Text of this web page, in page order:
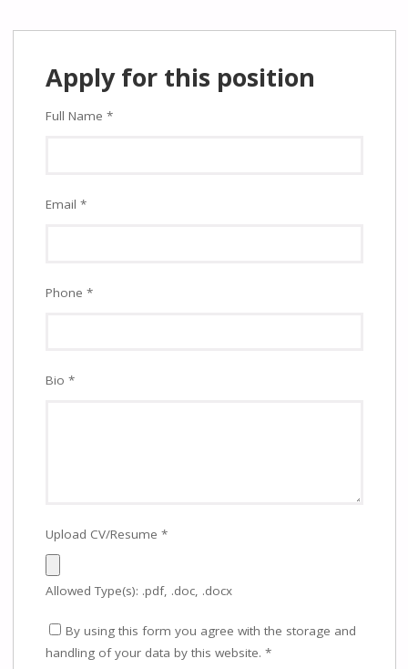
Apply for this position
Full Name *
Email *
Phone *
Bio *
Upload CV/Resume *
Allowed Type(s): .pdf, .doc, .docx
By using this form you agree with the storage and
handling of your data by this website. *